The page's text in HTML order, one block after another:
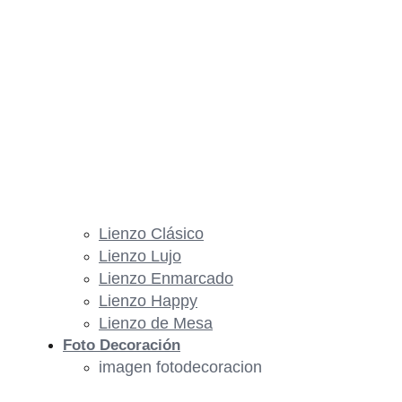
Lienzo Clásico
Lienzo Lujo
Lienzo Enmarcado
Lienzo Happy
Lienzo de Mesa
Foto Decoración
imagen fotodecoracion